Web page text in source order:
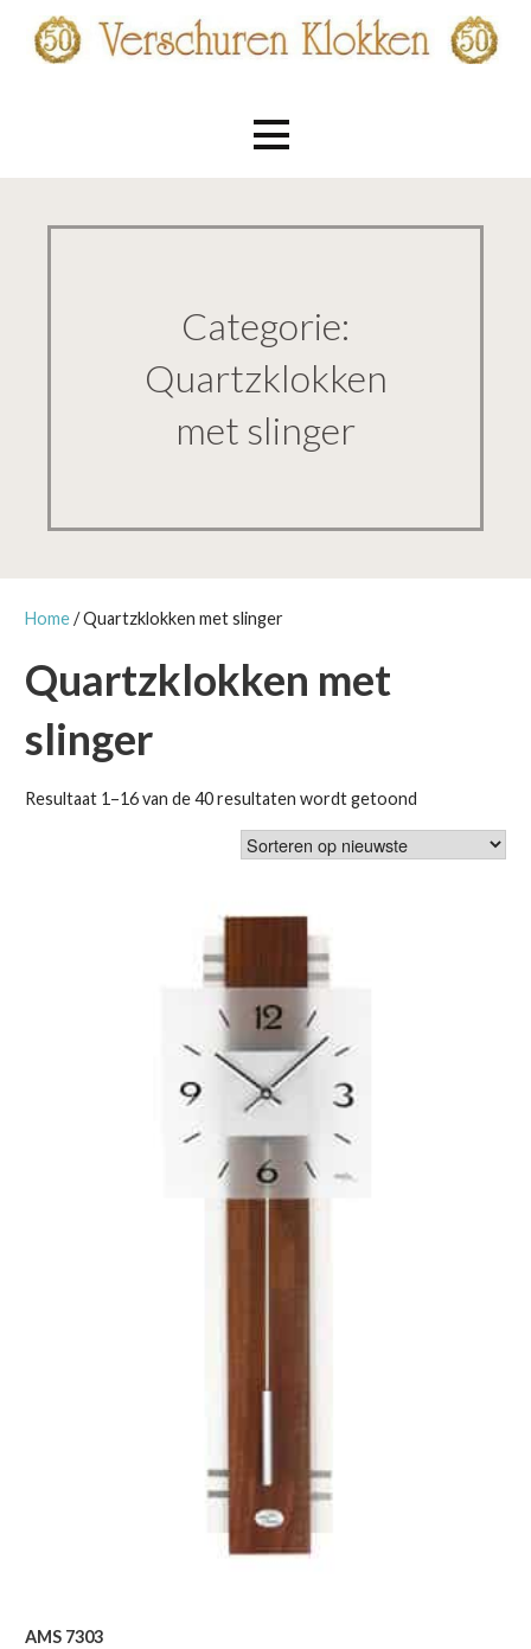
Categorie:
Quartzklokken
met slinger
Home/ Quartzklokken met slinger
Quartzklokken met
slinger
Resultaat 1–16 van de 40 resultaten wordt getoondGesorteerd
op
nieuwste
AMS 7303